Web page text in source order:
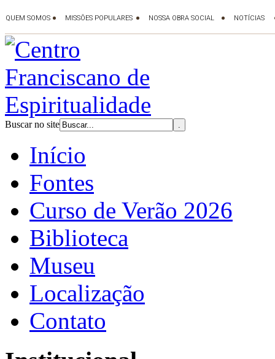
Buscar no site
Início
Fontes
Curso de Verão 2026
Biblioteca
Museu
Localização
Contato